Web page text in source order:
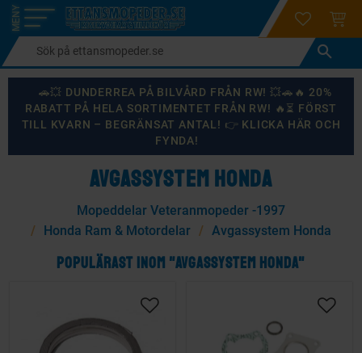
Meny
login
🚗💥 DUNDERREA PÅ BILVÅRD FRÅN RW! 💥🚗🔥 20%
RABATT PÅ HELA SORTIMENTET FRÅN RW! 🔥⏳ FÖRST
TILL KVARN – BEGRÄNSAT ANTAL! 👉 KLICKA HÄR OCH
FYNDA!
AVGASSYSTEM HONDA
Mopeddelar Veteranmopeder -1997
Honda Ram & Motordelar
Avgassystem Honda
POPULÄRAST INOM "AVGASSYSTEM HONDA"